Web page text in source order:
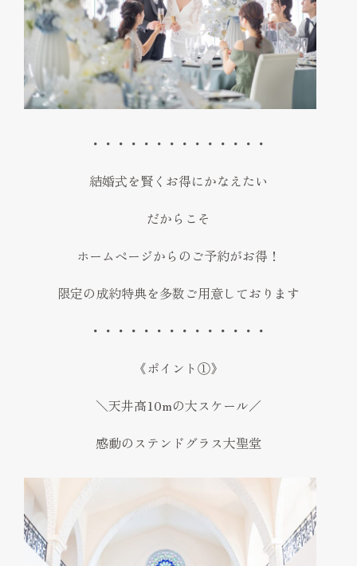
・・・・・・・・・・・・・・
結婚式を賢くお得にかなえたい
だからこそ
ホームページからのご予約がお得！
限定の成約特典を多数ご用意しております
・・・・・・・・・・・・・・
《ポイント①》
＼天井高10mの大スケール／
感動のステンドグラス大聖堂